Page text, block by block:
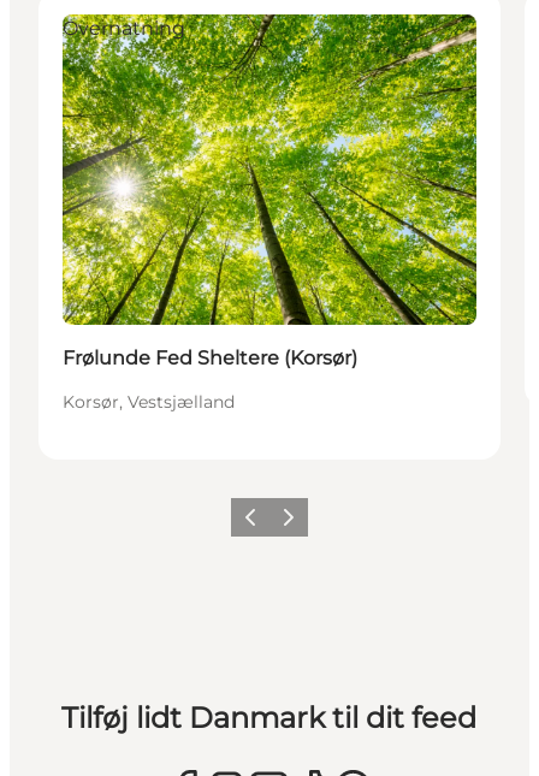
Overnatning
Frølunde Fed Sheltere (Korsør)
Korsør, Vestsjælland
ForrigeNæste
Tilføj lidt Danmark til dit feed